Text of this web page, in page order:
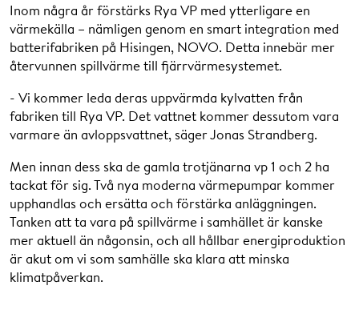
Inom några år förstärks Rya VP med ytterligare en
värmekälla – nämligen genom en smart integration med
batterifabriken på Hisingen, NOVO. Detta innebär mer
återvunnen spillvärme till fjärrvärmesystemet.
- Vi kommer leda deras uppvärmda kylvatten från
fabriken till Rya VP. Det vattnet kommer dessutom vara
varmare än avloppsvattnet, säger Jonas Strandberg.
Men innan dess ska de gamla trotjänarna vp 1 och 2 ha
tackat för sig. Två nya moderna värmepumpar kommer
upphandlas och ersätta och förstärka anläggningen.
Tanken att ta vara på spillvärme i samhället är kanske
mer aktuell än någonsin, och all hållbar energiproduktion
är akut om vi som samhälle ska klara att minska
klimatpåverkan.